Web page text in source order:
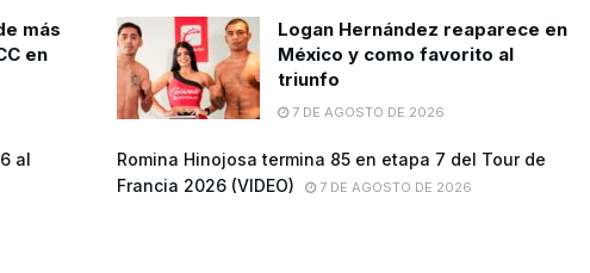
más
en
Logan Hernández reaparece en
México y como favorito al
triunfo
7 DE AGOSTO DE 2026
al
Romina Hinojosa termina 85 en etapa 7 del Tour de
Francia 2026 (VIDEO)
7 DE AGOSTO DE 2026